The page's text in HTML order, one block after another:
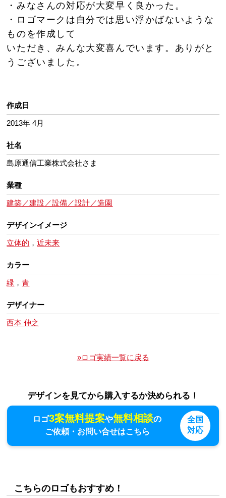
・みなさんの対応が大変早く良かった。
・ロゴマークは自分では思い浮かばないような
ものを作成して
いただき、みんな大変喜んでいます。ありがと
うございました。
作成日
2013年 4月
社名
島原通信工業株式会社さま
業種
建築／建設／設備／設計／造園
デザインイメージ
立体的 ，近未来
カラー
緑 ，青
デザイナー
西本 伸之
»ロゴ実績一覧に戻る
デザインを見てから購入するか決められる！
ロゴ3案無料提案や無料相談の
ご依頼・お問い合せはこちら
全国
対応
こちらのロゴもおすすめ！